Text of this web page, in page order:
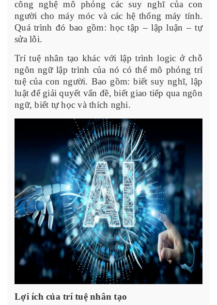
công nghệ mô phỏng các suy nghĩ của con
người cho máy móc và các hệ thống máy tính.
Quá trình đó bao gồm: học tập – lập luận – tự
sửa lỗi.
Trí tuệ nhân tạo khác với lập trình logic ở chỗ
ngôn ngữ lập trình của nó có thể mô phỏng trí
tuệ của con người. Bao gồm: biết suy nghĩ, lập
luật để giải quyết vấn đề, biết giao tiếp qua ngôn
ngữ, biết tự học và thích nghi.
Lợi ích của trí tuệ nhân tạo